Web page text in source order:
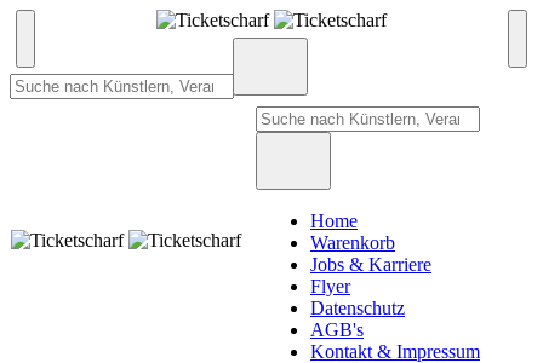
Home
Warenkorb
Jobs & Karriere
Flyer
Datenschutz
AGB's
Kontakt & Impressum